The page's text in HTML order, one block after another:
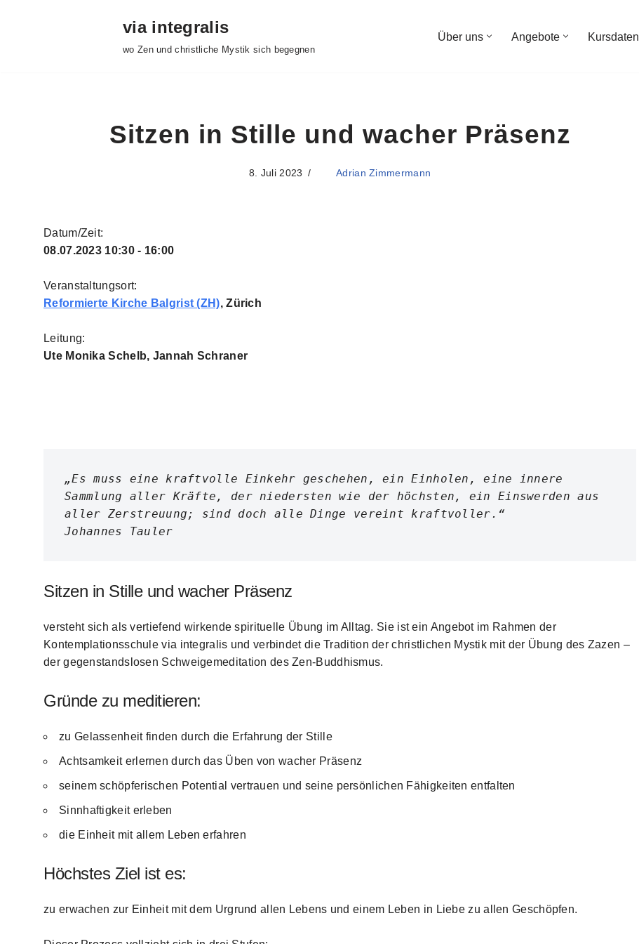
via integralis
wo Zen und christliche Mystik sich begegnen
Über uns Angebote Kursdaten
Sitzen in Stille und wacher Präsenz
8. Juli 2023 Adrian Zimmermann
Datum/Zeit:
08.07.2023 10:30 - 16:00
Veranstaltungsort:
Reformierte Kirche Balgrist (ZH), Zürich
Leitung:
Ute Monika Schelb, Jannah Schraner
„Es muss eine kraftvolle Einkehr geschehen, ein Einholen, eine innere
Sammlung aller Kräfte, der niedersten wie der höchsten, ein Einswerden aus
aller Zerstreuung; sind doch alle Dinge vereint kraftvoller.“
Johannes Tauler
Sitzen in Stille und wacher Präsenz
versteht sich als vertiefend wirkende spirituelle Übung im Alltag. Sie ist ein Angebot im Rahmen der
Kontemplationsschule via integralis und verbindet die Tradition der christlichen Mystik mit der Übung des Zazen –
der gegenstandslosen Schweigemeditation des Zen-Buddhismus.
Gründe zu meditieren:
zu Gelassenheit finden durch die Erfahrung der Stille
Achtsamkeit erlernen durch das Üben von wacher Präsenz
seinem schöpferischen Potential vertrauen und seine persönlichen Fähigkeiten entfalten
Sinnhaftigkeit erleben
die Einheit mit allem Leben erfahren
Höchstes Ziel ist es:
zu erwachen zur Einheit mit dem Urgrund allen Lebens und einem Leben in Liebe zu allen Geschöpfen.